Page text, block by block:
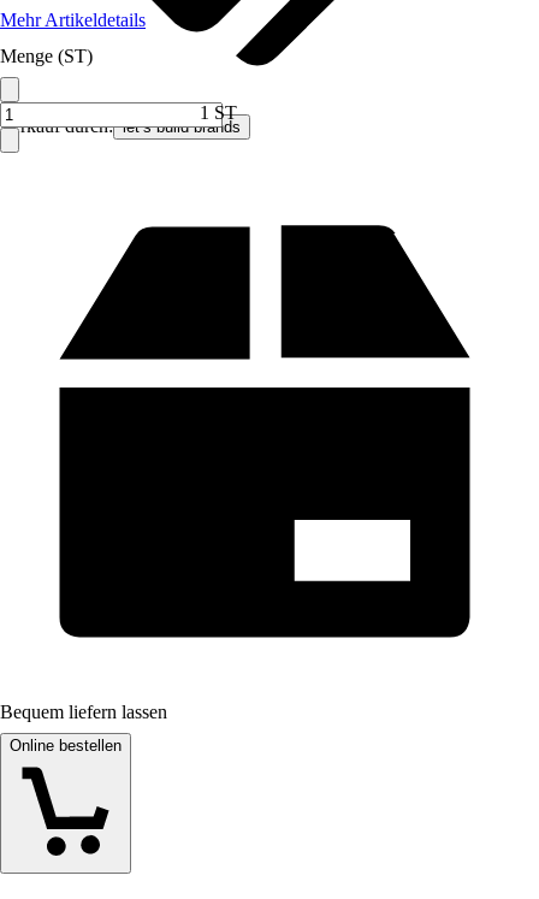
Verkauf durch: let’s build brands
Mehr Artikeldetails
Menge (ST)
1 ST
Bequem liefern lassen
Online bestellen